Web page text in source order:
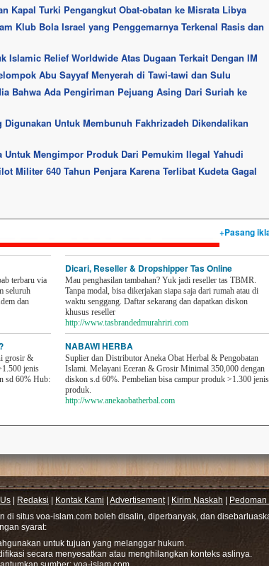
Kapal Turki Pengangkut Obat-obatan ke Misrata Libya
Klub Bola Israel yang Penggemarnya Terkenal Rasis dan
Islamic Relief Worldwide Atas Dugaan Terkait Dengan IM
Abu Sayyaf Menyerah di Tawi-tawi dan Sulu
Bahwa Ada Pengiriman Pejuang Asing Dari Suriah ke
Untuk Membunuh Fakhrizadeh Dikendalikan
Untuk Mengimpor Produk Dari Pemukim Ilegal Yahudi
Militer 640 Tahun Penjara Karena Terlibat Kudeta Gagal
+Pasang
terbaru via
seluruh
dan
grosir &
jenis
sd 60% Hub:
Dicari, Reseller & Dropshipper Tas Online
Mau penghasilan tambahan? Yuk jadi reseller tas TBMR.
Tanpa modal, bisa dikerjakan siapa saja dari rumah atau di
waktu senggang. Daftar sekarang dan dapatkan diskon
khusus reseller
http://www.tasbrandedmurahriri.com
NABAWI HERBA
Suplier dan Distributor Aneka Obat Herbal & Pengobatan
Islami. Melayani Eceran & Grosir Minimal 350,000 dengan
diskon s.d 60%. Pembelian bisa campur produk >1.300 jenis
produk.
http://www.anekaobatherbal.com
Redaksi Kontak Kami Advertisement| Kirim Naskah
di situs voa-islam.com boleh disalin, diperbanyak, dan
syarat:
untuk tujuan yang melanggar hukum.
secara menyesatkan atau menghilangkan konteks aslinya.